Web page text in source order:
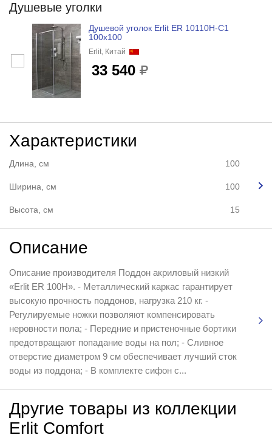
Душевые уголки
Душевой уголок Erlit ER 10110H-С1
100x100
Erlit, Китай
33 540
Характеристики
Длина, см 100
Ширина, см 100
Высота, см 15
Описание
Описание производителя Поддон акриловый низкий
«Erlit ER 100H». - Металлический каркас гарантирует
высокую прочность поддонов, нагрузка 210 кг. -
Регулируемые ножки позволяют компенсировать
неровности пола; - Передние и пристеночные бортики
предотвращают попадание воды на пол; - Сливное
отверстие диаметром 9 см обеспечивает лучший сток
воды из поддона; - В комплекте сифон с...
Другие товары из коллекции
Erlit Comfort